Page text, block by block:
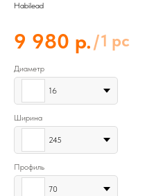
Habilead
9 980 р. /1 pc
Диаметр
16
Ширина
245
Профиль
70